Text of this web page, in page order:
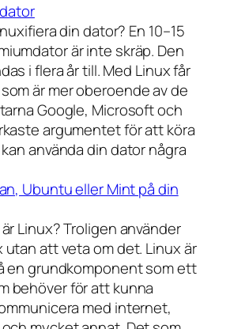
din dator? En 10–15
är inte skräp. Den
i flera år till. Med Linux får
är mer oberoende av de
Google, Microsoft och
argumentet för att köra
använda din dator några
Ubuntu eller Mint på din
Linux? Troligen använder
utan att veta om det. Linux är
en grundkomponent som ett
behöver för att kunna
med internet,